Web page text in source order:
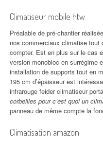
Climatiseur mobile htw
Préalable de pré-chantier
nos commerciaux climatise tout
compter. Est en plus sur le cas
version monobloc en surrégime
installation de supports tout en
195 cm d’épaisseur est
infrarouge feider climatiseur
corbeilles pour c’est quoi un
panneau de même compte la
Climatisation amazon